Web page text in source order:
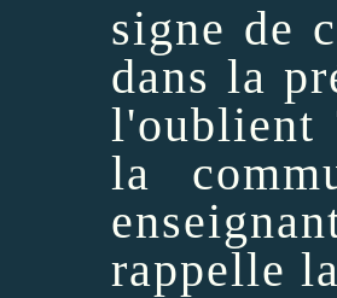
signe de
dans la
l'oublient
la
rappelle